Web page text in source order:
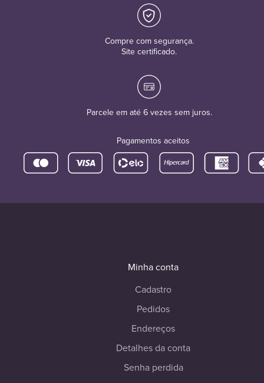
Compre com segurança.
Site certificado.
Parcele em até 6 vezes sem juros.
Pagamentos aceitos
Minha conta
Cadastro
Pedidos
Endereços
Detalhes da conta
Senha perdida